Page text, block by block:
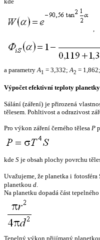
,
a parametryA1 = 3,332;A2 = 1,862;
Výpočet efektivní teploty
Sálání (záření) je přirozená
tělesem. Pohltivost a odrazivost
Pro výkon záření černého tělesa P
kde S je obsah plochy povrchu
Uvažujeme, že planetka i
planetkou d.
Na planetku dopadá část
Tepelný výkon přijímaný